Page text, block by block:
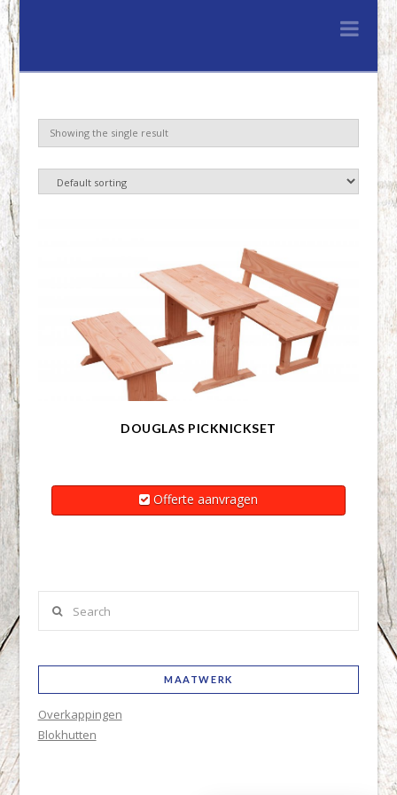
Hout
&
Showing the single result
DOUGLAS PICKNICKSET
Offerte aanvragen
MAATWERK
Overkappingen
Blokhutten